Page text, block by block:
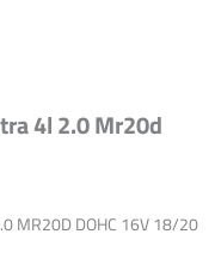
4l 2.0 Mr20d
MR20D DOHC 16V 18/20